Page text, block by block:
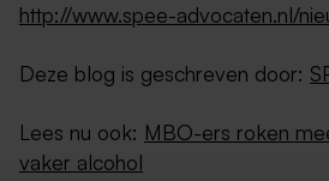
http://www.spee-advocaten.nl/
Deze blog is geschreven door:
Lees nu ook: MBO-ers roken
vaker alcohol